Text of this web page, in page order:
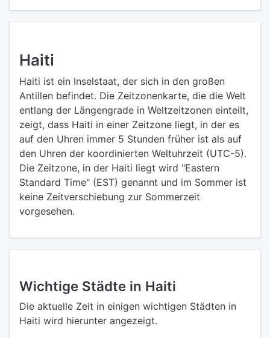
Haiti
Haiti ist ein Inselstaat, der sich in den großen
Antillen befindet. Die Zeitzonenkarte, die die Welt
entlang der Längengrade in Weltzeitzonen einteilt,
zeigt, dass Haiti in einer Zeitzone liegt, in der es
auf den Uhren immer 5 Stunden früher ist als auf
den Uhren der koordinierten Weltuhrzeit (UTC-5).
Die Zeitzone, in der Haiti liegt wird "Eastern
Standard Time" (EST) genannt und im Sommer ist
keine Zeitverschiebung zur Sommerzeit
vorgesehen.
Wichtige Städte in Haiti
Die aktuelle Zeit in einigen wichtigen Städten in
Haiti wird hierunter angezeigt.